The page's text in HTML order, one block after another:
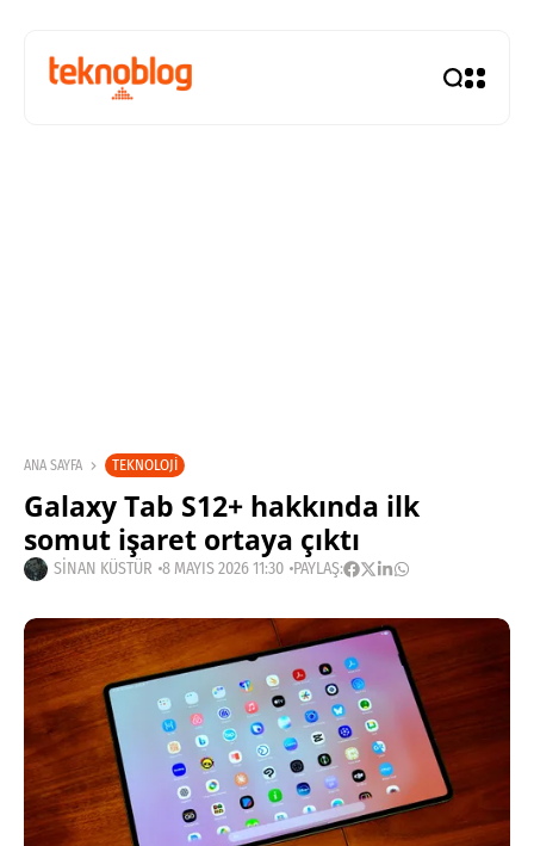
ANA SAYFA TEKNOLOJI
Galaxy Tab S12+ hakkında ilk
somut işaret ortaya çıktı
SINAN KÜSTÜR 8 MAYIS 2026 11:30 PAYLAŞ: